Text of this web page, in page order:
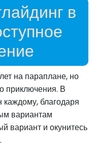
в
на параплане, но
приключения. В
каждому, благодаря
вариантам
вариант и окунитесь